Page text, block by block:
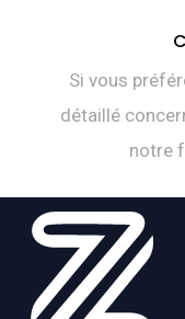
Si vous
détaillé
notre